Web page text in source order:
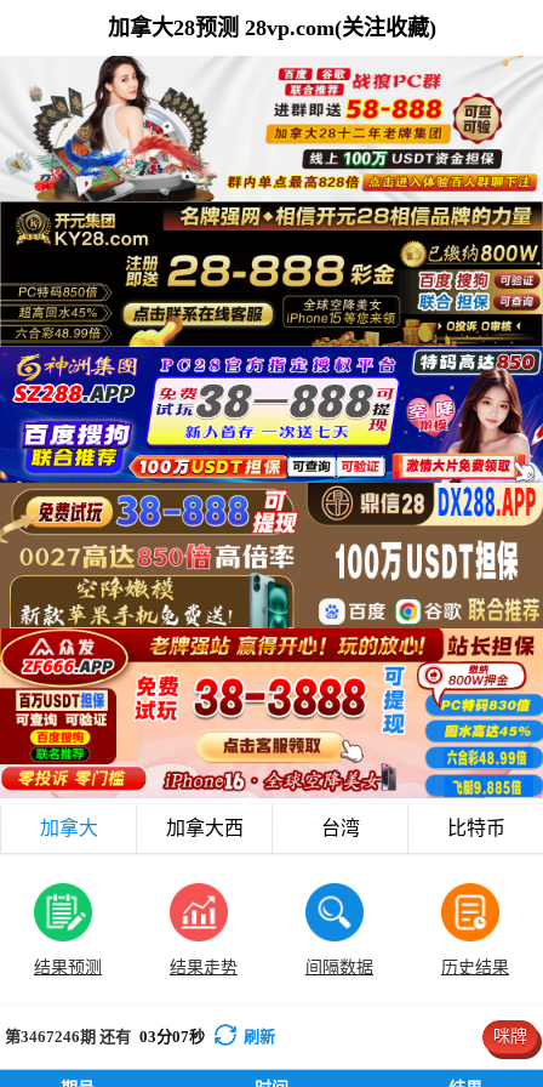
加拿大28预测 28vp.com(关注收藏)
加拿大 加拿大西 台湾 比特币
结果预测 结果走势 间隔数据 历史结果
第3467246期 还有 03分06秒 刷新 咪牌